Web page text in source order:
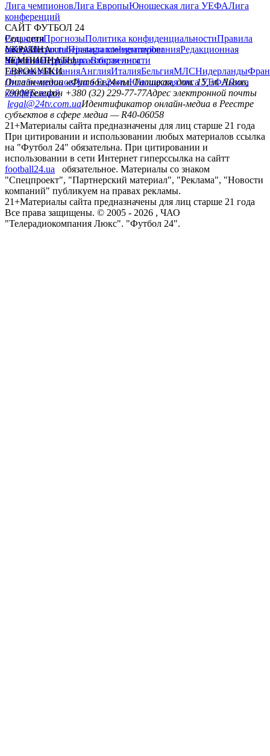
Лига чемпионовЛига ЕвропыЮношеская лига УЕФАЛига
конференций
САЙТ ФУТБОЛ 24
РедакцияПрогнозыПолитика конфиденциальностиПравила
сайтуКонтактыПравила комментированияРедакционная
политикаСтруктура собственности
Соц. сети
facebookxyoutubeinstagramtelegramviber
УКРАИНА
УкраинаПервая лигаВторая лига
ЧЕМПИОНАТЫ
ГерманияИспанияАнглияИталияБельгияМЛСНидерланды
ЕВРОКУБКИ
Лига чемпионовЛига ЕвропыЮношеская лига УЕФАЛига
конференций
Онлайн-медиа «Футбол 24»пл. Галицкая, дом. 15, м. Львов,
79008Телефон +380 (32) 229-77-77Адрес электронной почты
legal@24tv.com.uaИдентификатор онлайн-медиа в Реестре
субъектов в сфере медиа — R40-06058
21+Материалы сайта предназначены для лиц старше 21 года
При цитировании и использовании любых материалов ссылка
на "Футбол 24" обязательна. При цитировании и
использовании в сети Интернет гиперссылка на сайтт
football24.ua
обязательное. Материалы со знаком
"Спецпроект", "Партнерский материал", "Реклама", "Новости
компаний" публикуем на правах рекламы.
21+Материалы сайта предназначены для лиц старше 21 года
Все права защищены. © 2005 - 2026 , ЧАО
"Телерадиокомпания Люкс". "Футбол 24".